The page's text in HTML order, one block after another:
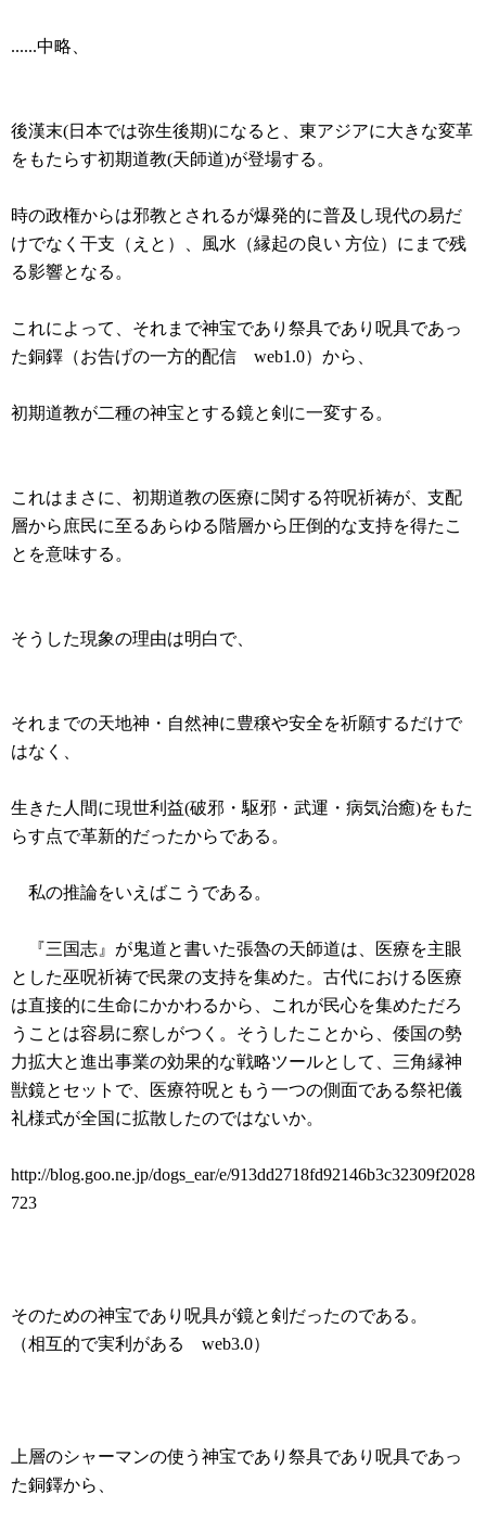
......中略、
後漢末(日本では弥生後期)になると、東アジアに大きな変革
をもたらす初期道教(天師道)が登場する。
時の政権からは邪教とされるが爆発的に普及し現代の易だ
けでなく干支（えと）、風水（縁起の良い 方位）にまで残
る影響となる。
これによって、それまで神宝であり祭具であり呪具であっ
た銅鐸（お告げの一方的配信 web1.0）から、
初期道教が二種の神宝とする鏡と剣に一変する。
これはまさに、初期道教の医療に関する符呪祈祷が、支配
層から庶民に至るあらゆる階層から圧倒的な支持を得たこ
とを意味する。
そうした現象の理由は明白で、
それまでの天地神・自然神に豊穣や安全を祈願するだけで
はなく、
生きた人間に現世利益(破邪・駆邪・武運・病気治癒)をもた
らす点で革新的だったからである。
私の推論をいえばこうである。
『三国志』が鬼道と書いた張魯の天師道は、医療を主眼
とした巫呪祈祷で民衆の支持を集めた。古代における医療
は直接的に生命にかかわるから、これが民心を集めただろ
うことは容易に察しがつく。そうしたことから、倭国の勢
力拡大と進出事業の効果的な戦略ツールとして、三角縁神
獣鏡とセットで、医療符呪ともう一つの側面である祭祀儀
礼様式が全国に拡散したのではないか。
http://blog.goo.ne.jp/dogs_ear/e/913dd2718fd92146b3c32309f2028
723
そのための神宝であり呪具が鏡と剣だったのである。
（相互的で実利がある web3.0）
上層のシャーマンの使う神宝であり祭具であり呪具であっ
た銅鐸から、